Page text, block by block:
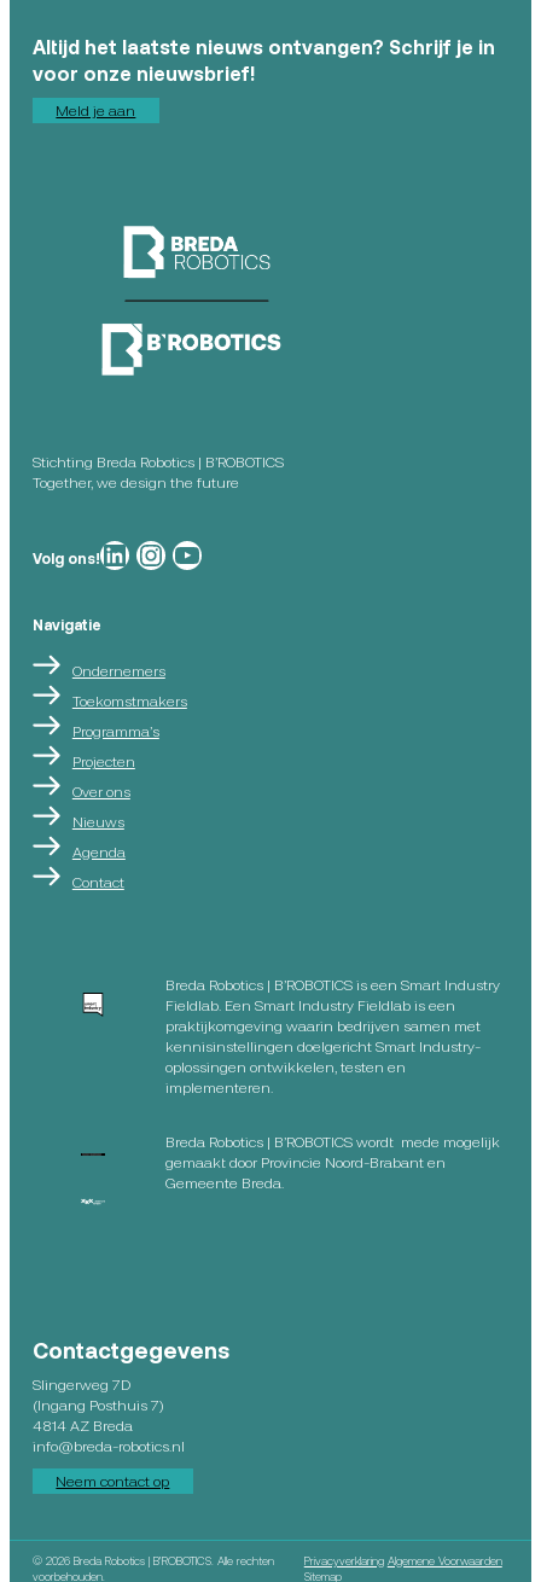
Altijd het laatste nieuws ontvangen? Schrijf je in
voor onze nieuwsbrief!
Meld je aan
Stichting Breda Robotics | B’ROBOTICS
Together, we design the future
Volg ons!Breda Robotics op Breda Robotics op Instagram
Breda Robotics op
Navigatie
Ondernemers
Toekomstmakers
Programma’s
Projecten
Over ons
Nieuws
Agenda
Contact
Breda Robotics | B’ROBOTICS is een Smart Industry
Fieldlab. Een Smart Industry Fieldlab is een
praktijkomgeving waarin bedrijven samen met
kennisinstellingen doelgericht Smart Industry-
oplossingen ontwikkelen, testen en
implementeren.
Breda Robotics | B’ROBOTICS wordt mede mogelijk
gemaakt door Provincie Noord-Brabant en
Gemeente Breda.
Contactgegevens
Slingerweg 7D
(Ingang Posthuis 7)
4814 AZ Breda
info@breda-robotics.nl
Neem contact op
©2026 Breda Robotics | B’ROBOTICS. Alle rechten
voorbehouden.
Privacyverklaring Algemene Voorwaarden
Sitemap